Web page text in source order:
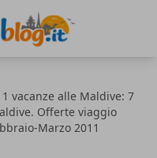
vacanze alle Maldive: 7
Offerte viaggio
Marzo 2011